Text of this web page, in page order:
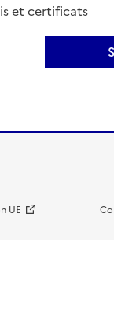
et certificats
UE